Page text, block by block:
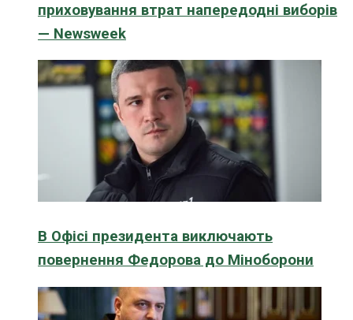
приховування втрат напередодні виборів
— Newsweek
В Офісі президента виключають
повернення Федорова до Міноборони